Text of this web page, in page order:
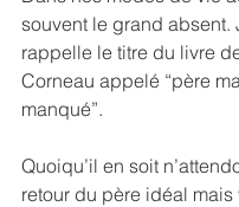
souvent le grand absent.
rappelle le titre du livre
Corneau appelé “père
manqué”.
Quoiqu’il en soit
retour du père idéal mais